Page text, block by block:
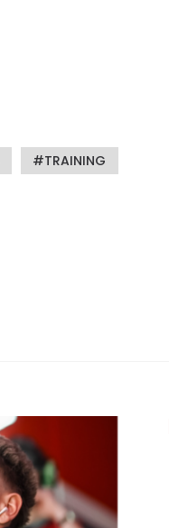
TRAINING